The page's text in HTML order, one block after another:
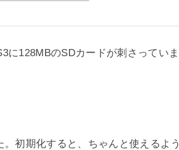
128MBのSDカードが刺さっていま
初期化すると、ちゃんと使えるよ